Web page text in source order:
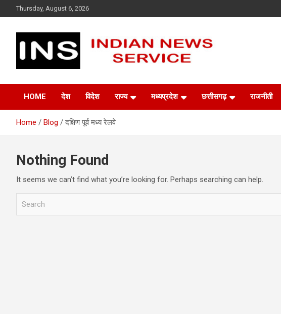
to
Thursday, August 6, 2026
Indian News Service
HOME देश विदेश राज्य मध्यप्रदेश छत्तीसगढ़ राजनीती
Home Blog दक्षिण पूर्व मध्य रेलवे
Nothing Found
It seems we can’t find what you’re looking for. Perhaps searching can help.